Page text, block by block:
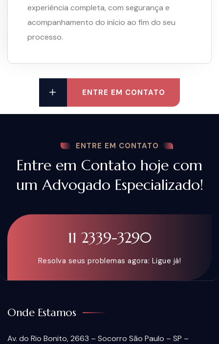
experiência completa, com segurança e
acompanhamento do início ao fim do seu
processo.
ENTRE EM CONTATO
ENTRE EM CONTATO
Entre em Contato hoje com
um Advogado Especializado!
11 2339-3290
Resolva seus problemas agora: Ligue já!
Onde Estamos
Av. do Rio Bonito, 2663 – Socorro São Paulo – SP –